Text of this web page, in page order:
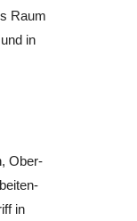
Raum
in
Ober­
in